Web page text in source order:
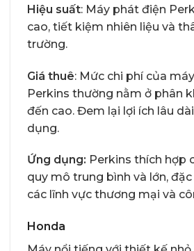
Hiệu suất: Máy phát điện
cao, tiết kiệm nhiên liệu và
trường.
Giá thuê: Mức chi phí của
Perkins thường nằm ở phân
đến cao. Đem lại lợi ích lâu
dụng.
Ứng dụng: Perkins thích hợp
quy mô trung bình và lớn,
các lĩnh vực thương mại và
Honda